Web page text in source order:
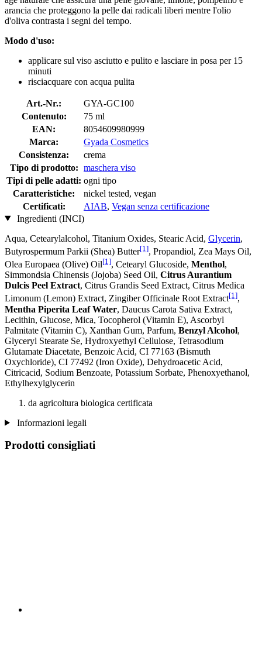
arancia che proteggono la pelle dai radicali liberi mentre l'olio
d'oliva contrasta i segni del tempo.
Modo d'uso:
applicare sul viso asciutto e pulito e lasciare in posa per 15
minuti
risciacquare con acqua pulita
Art.-Nr.:
GYA-GC100
Contenuto:
75 ml
EAN:
8054609980999
Marca:
Gyada Cosmetics
Consistenza:
crema
Tipo di prodotto: maschera viso
Tipi di pelle adatti: ogni tipo
Caratteristiche:
nickel tested, vegan
Certificati:
AIAB, Vegan senza certificazione
Ingredienti (INCI)
Aqua, Cetearylalcohol, Titanium Oxides, Stearic Acid, Glycerin,
Butyrospermum Parkii (Shea) Butter[1], Propandiol, Zea Mays Oil,
Olea Europaea (Olive) Oil[1], Cetearyl Glucoside, Menthol,
Simmondsia Chinensis (Jojoba) Seed Oil, Citrus Aurantium
Dulcis Peel Extract, Citrus Grandis Seed Extract, Citrus Medica
Limonum (Lemon) Extract, Zingiber Officinale Root Extract[1],
Mentha Piperita Leaf Water, Daucus Carota Sativa Extract,
Lecithin, Glucose, Mica, Tocopherol (Vitamin E), Ascorbyl
Palmitate (Vitamin C), Xanthan Gum, Parfum, Benzyl Alcohol,
Glyceryl Stearate Se, Hydroxyethyl Cellulose, Tetrasodium
Glutamate Diacetate, Benzoic Acid, CI 77163 (Bismuth
Oxychloride), CI 77492 (Iron Oxide), Dehydroacetic Acid,
Citricacid, Sodium Benzoate, Potassium Sorbate, Phenoxyethanol,
Ethylhexylglycerin
da agricoltura biologica certificata
Informazioni legali
Prodotti consigliati